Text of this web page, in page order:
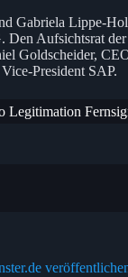
Gabriela Lippe-
Aufsichtsrat
Goldscheider,
President SAP.